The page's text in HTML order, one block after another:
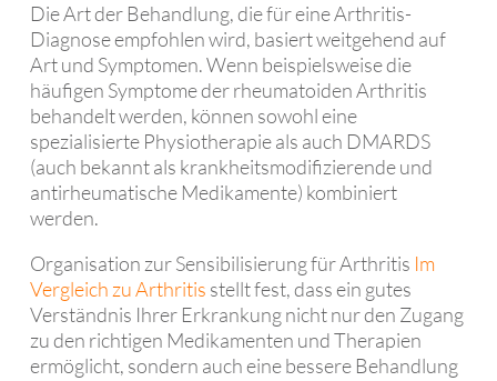
Die Art der Behandlung, die für eine Arthritis-
Diagnose empfohlen wird, basiert weitgehend auf
Art und Symptomen. Wenn beispielsweise die
häufigen Symptome der rheumatoiden Arthritis
behandelt werden, können sowohl eine
spezialisierte Physiotherapie als auch DMARDS
(auch bekannt als krankheitsmodifizierende und
antirheumatische Medikamente) kombiniert
werden.
Organisation zur Sensibilisierung für Arthritis Im
Vergleich zu Arthritis stellt fest, dass ein gutes
Verständnis Ihrer Erkrankung nicht nur den Zugang
zu den richtigen Medikamenten und Therapien
ermöglicht, sondern auch eine bessere Behandlung